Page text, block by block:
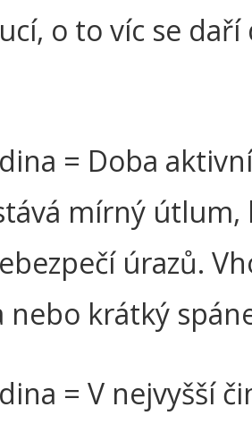
o to víc se
= Doba
mírný útlum,
úrazů.
nebo krátký
= V nejvyšší